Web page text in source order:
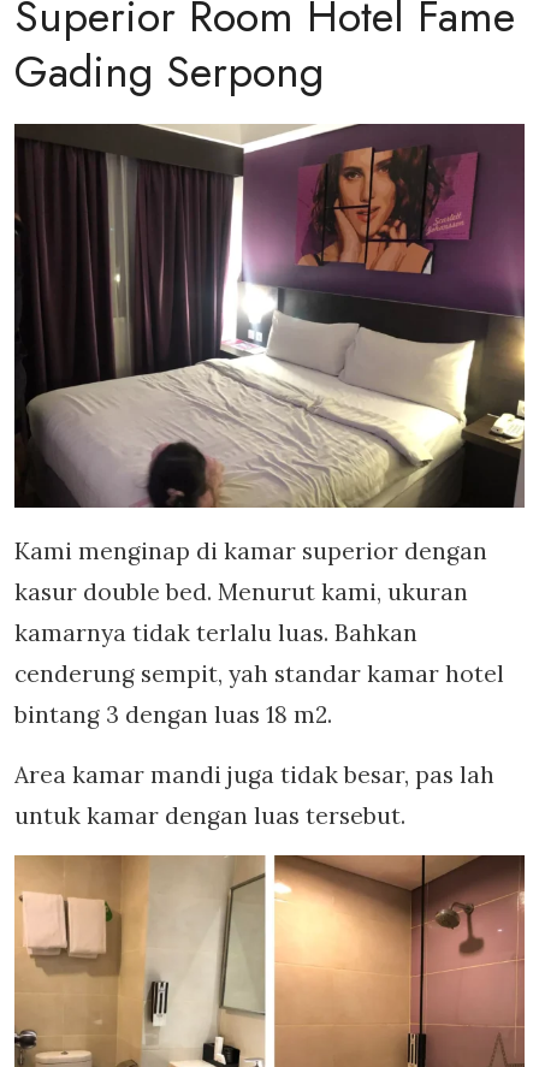
Superior Room Hotel Fame
Gading Serpong
Kami menginap di kamar superior dengan
kasur double bed. Menurut kami, ukuran
kamarnya tidak terlalu luas. Bahkan
cenderung sempit, yah standar kamar hotel
bintang 3 dengan luas 18 m2.
Area kamar mandi juga tidak besar, pas lah
untuk kamar dengan luas tersebut.